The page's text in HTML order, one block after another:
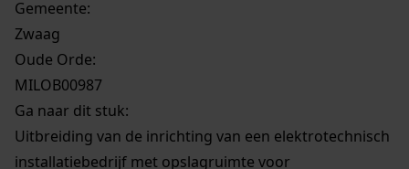
Gemeente:
Zwaag
Oude Orde:
MILOB00987
Ga naar dit stuk:
Uitbreiding van de inrichting van een elektrotechnisch
installatiebedrijf met opslagruimte voor